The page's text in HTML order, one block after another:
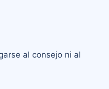
al consejo ni al